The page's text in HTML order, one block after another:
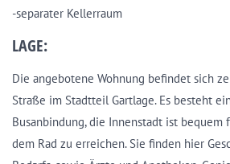
-separater Kellerraum
LAGE:
Die angebotene Wohnung befindet sich
Straße im Stadtteil Gartlage. Es besteht
Busanbindung, die Innenstadt ist
dem Rad zu erreichen. Sie finden hier